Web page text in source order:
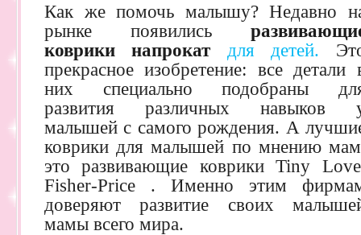
Как же помочь малышу? Недавно
рынке появились
коврики напрокат для детей.
прекрасное изобретение: все детали
них специально подобраны
развития различных навыков
малышей с самого рождения. А
коврики для малышей по мнению
это развивающие коврики Tiny
Fisher-Price . Именно этим
доверяют развитие своих
мамы всего мира.